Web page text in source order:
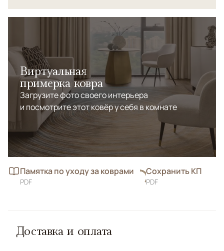
Виртуальная
примерка ковра
Загрузите фото своего интерьера
и посмотрите этот ковёр у себя в комнате
Памятка по уходу за коврами
PDF
Сохранить КП
PDF
Доставка и оплата